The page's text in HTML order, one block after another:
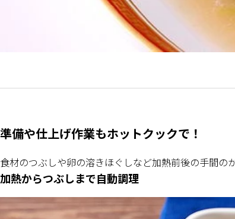
準備や仕上げ作業もホットクックで！
食材のつぶしや卵の溶きほぐしなど加熱前後の手間の
加熱からつぶしまで自動調理